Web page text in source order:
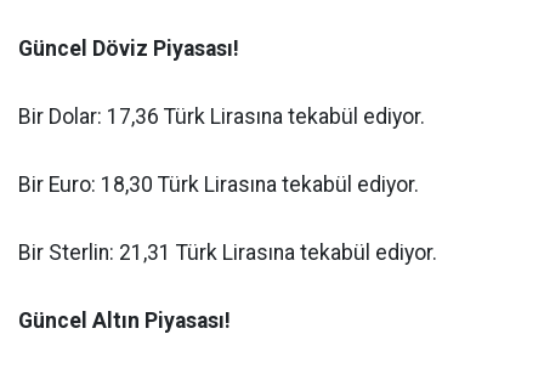
Güncel Döviz Piyasası!
Bir Dolar: 17,36 Türk Lirasına tekabül ediyor.
Bir Euro: 18,30 Türk Lirasına tekabül ediyor.
Bir Sterlin: 21,31 Türk Lirasına tekabül ediyor.
Güncel Altın Piyasası!